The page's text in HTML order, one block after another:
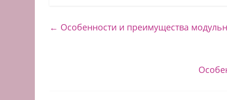
← Особенности и преимущества